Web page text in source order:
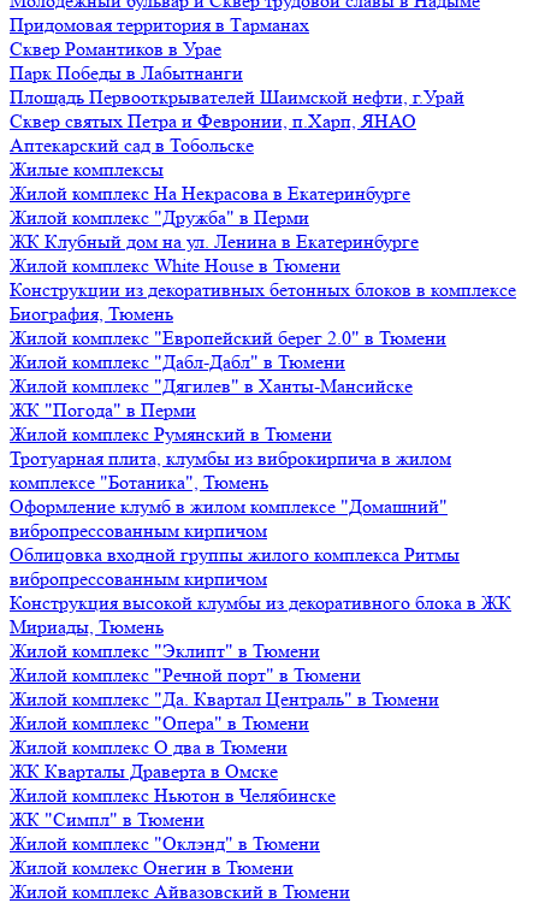
Придомовая территория в Тарманах
Сквер Романтиков в Урае
Парк Победы в Лабытнанги
Площадь Первооткрывателей Шаимской нефти, г.Урай
Сквер святых Петра и Февронии, п.Харп, ЯНАО
Аптекарский сад в Тобольске
Жилые комплексы
Жилой комплекс На Некрасова в Екатеринбурге
Жилой комплекс "Дружба" в Перми
ЖК Клубный дом на ул. Ленина в Екатеринбурге
Жилой комплекс White House в Тюмени
Конструкции из декоративных бетонных блоков в комплексе
Биография, Тюмень
Жилой комплекс "Европейский берег 2.0" в Тюмени
Жилой комплекс "Дабл-Дабл" в Тюмени
Жилой комплекс "Дягилев" в Ханты-Мансийске
ЖК "Погода" в Перми
Жилой комплекс Румянский в Тюмени
Тротуарная плита, клумбы из виброкирпича в жилом
комплексе "Ботаника", Тюмень
Оформление клумб в жилом комплексе "Домашний"
вибропрессованным кирпичом
Облицовка входной группы жилого комплекса Ритмы
вибропрессованным кирпичом
Конструкция высокой клумбы из декоративного блока в ЖК
Мириады, Тюмень
Жилой комплекс "Эклипт" в Тюмени
Жилой комплекс "Речной порт" в Тюмени
Жилой комплекс "Да. Квартал Централь" в Тюмени
Жилой комплекс "Опера" в Тюмени
Жилой комплекс О два в Тюмени
ЖК Кварталы Драверта в Омске
Жилой комплекс Ньютон в Челябинске
ЖК "Симпл" в Тюмени
Жилой комплекс "Оклэнд" в Тюмени
Жилой комлекс Онегин в Тюмени
Жилой комплекс Айвазовский в Тюмени